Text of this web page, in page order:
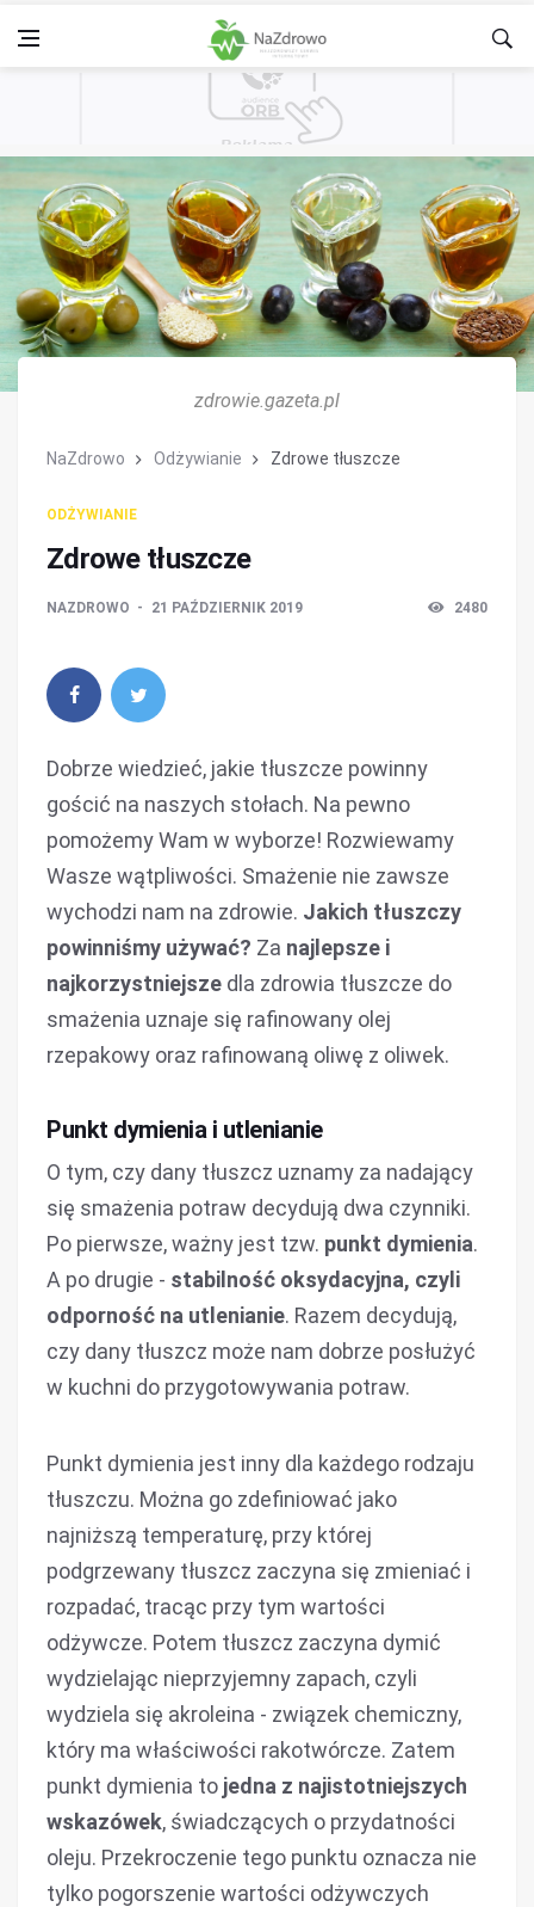
zdrowie.gazeta.pl
NaZdrowo Odżywianie Zdrowe tłuszcze
ODŻYWIANIE
Zdrowe tłuszcze
NAZDROWO 21 PAŹDZIERNIK 2019 2480
Dobrze wiedzieć, jakie tłuszcze powinny
gościć na naszych stołach. Na pewno
pomożemy Wam w wyborze! Rozwiewamy
Wasze wątpliwości. Smażenie nie zawsze
wychodzi nam na zdrowie. Jakich tłuszczy
powinniśmy używać? Za najlepsze i
najkorzystniejsze dla zdrowia tłuszcze do
smażenia uznaje się rafinowany olej
rzepakowy oraz rafinowaną oliwę z oliwek.
Punkt dymienia i utlenianie
O tym, czy dany tłuszcz uznamy za nadający
się smażenia potraw decydują dwa czynniki.
Po pierwsze, ważny jest tzw. punkt dymienia.
A po drugie - stabilność oksydacyjna, czyli
odporność na utlenianie. Razem decydują,
czy dany tłuszcz może nam dobrze posłużyć
w kuchni do przygotowywania potraw.
Punkt dymienia jest inny dla każdego rodzaju
tłuszczu. Można go zdefiniować jako
najniższą temperaturę, przy której
podgrzewany tłuszcz zaczyna się zmieniać i
rozpadać, tracąc przy tym wartości
odżywcze. Potem tłuszcz zaczyna dymić
wydzielając nieprzyjemny zapach, czyli
wydziela się akroleina - związek chemiczny,
który ma właściwości rakotwórcze. Zatem
punkt dymienia to jedna z najistotniejszych
wskazówek, świadczących o przydatności
oleju. Przekroczenie tego punktu oznacza nie
tylko pogorszenie wartości odżywczych